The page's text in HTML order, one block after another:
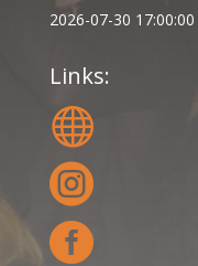
2026-07-30 17:00:00
Links:


